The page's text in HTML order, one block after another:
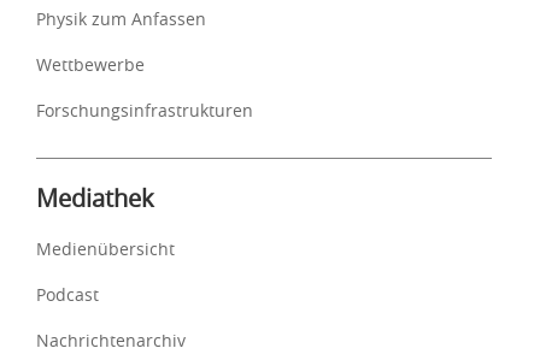
Physik zum Anfassen
Wettbewerbe
Forschungsinfrastrukturen
Mediathek
Medienübersicht
Podcast
Nachrichtenarchiv